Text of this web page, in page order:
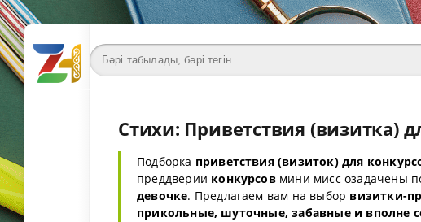
Стихи: Приветствия (визитка)
Подборка приветствия(визиток) для
преддверии конкурсовмини мисс озадачены
девочке. Предлагаем вам на выбор визитки-
прикольные, шуточные, забавные и вполне